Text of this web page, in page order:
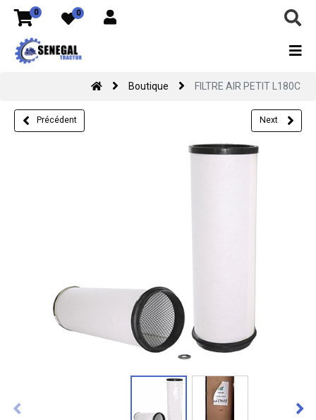
0 0
Boutique FILTRE AIR PETIT L180C
Précédent Next